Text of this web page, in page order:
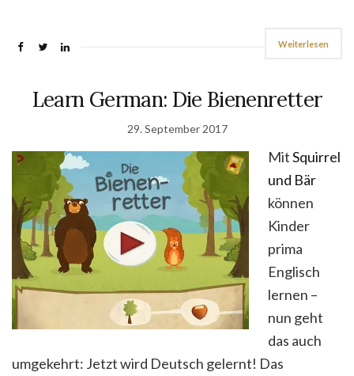
Weiterlesen
Learn German: Die Bienenretter
29. September 2017
MitSquirrel
und Bär
können
Kinder
prima
Englisch
lernen –
nun geht
das auch
umgekehrt: Jetzt wird Deutsch gelernt! Das